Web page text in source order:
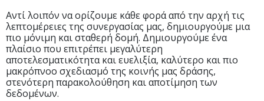
Αντί λοιπόν να ορίζουμε κάθε φορά από την αρχή τις
λεπτομέρειες της συνεργασίας μας, δημιουργούμε μια
πιο μόνιμη και σταθερή δομή. Δημιουργούμε ένα
πλαίσιο που επιτρέπει μεγαλύτερη
αποτελεσματικότητα και ευελιξία, καλύτερο και πιο
μακρόπνοο σχεδιασμό της κοινής μας δράσης,
στενότερη παρακολούθηση και αποτίμηση των
δεδομένων.